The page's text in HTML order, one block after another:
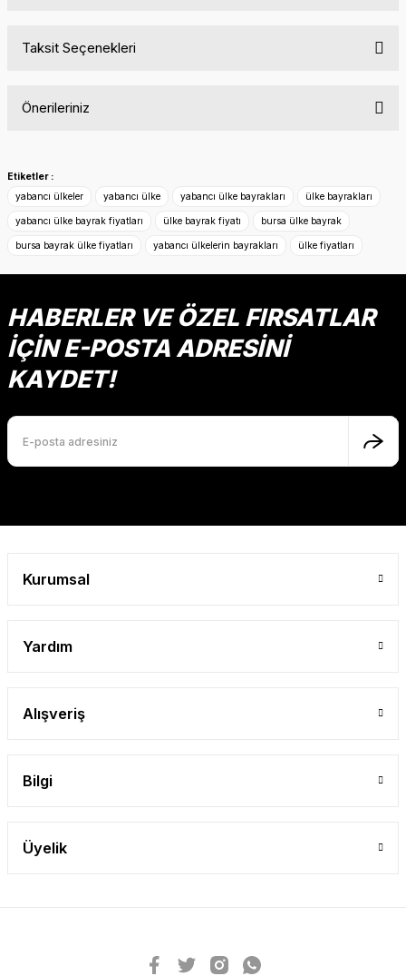
Taksit Seçenekleri
Önerileriniz
konularda yetersiz gördüğünüz noktaları öneri formunu
Görüş ve önerileriniz için teşekkür ederiz.
Ürün resmi kalitesiz, bozuk veya görüntülenemiyor.
Ürün açıklamasında eksik bilgiler bulunuyor.
Ürün bilgilerinde hatalar bulunuyor.
Ürün fiyatı diğer sitelerden daha pahalı.
Bu ürüne benzer farklı alternatifler olmalı.
Etiketler :
yabancı ülkeler
yabancı ülke yabancı ülke bayrakları ülke bayrakları
yabancı ülke bayrak fiyatları ülke bayrak fiyatı bursa ülke bayrak
bursa bayrak ülke fiyatları yabancı ülkelerin bayrakları ülke fiyatları
HABERLER VE ÖZEL FIRSATLAR
İÇİN E-POSTA ADRESİNİ
KAYDET!
Kurumsal
Yardım
Alışveriş
Bilgi
Üyelik